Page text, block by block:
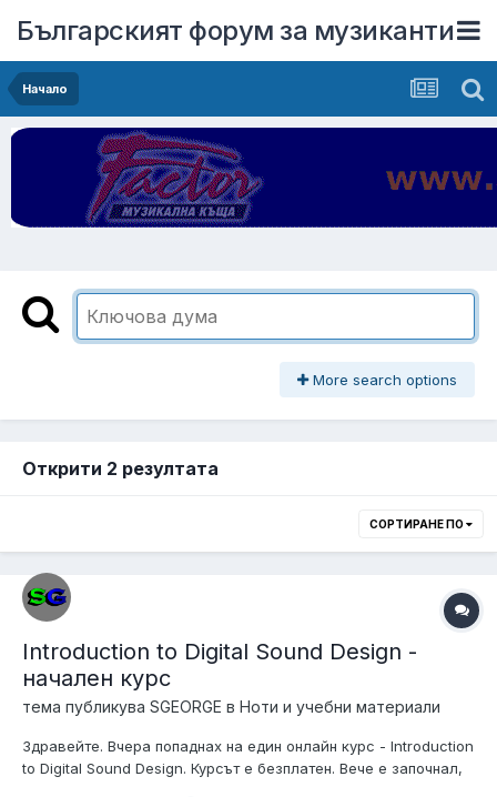
Българският форум за музиканти
Начало
More search options
Открити 2 резултата
СОРТИРАНЕ ПО
Introduction to Digital Sound Design -
начален курс
тема публикува SGEORGE в Ноти и учебни материали
Здравейте. Вчера попаднах на един онлайн курс - Introduction
to Digital Sound Design. Курсът е безплатен. Вече е започнал,